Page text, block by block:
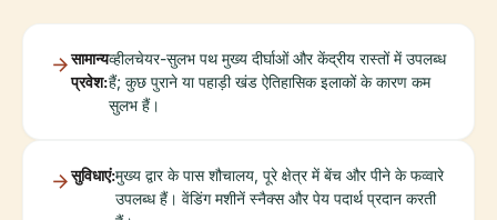
सामान्य
प्रवेश:
व्हीलचेयर-सुलभ पथ मुख्य दीर्घाओं और केंद्रीय रास्तों में उपलब्ध
हैं; कुछ पुराने या पहाड़ी खंड ऐतिहासिक इलाकों के कारण कम
सुलभ हैं।
सुविधाएं:मुख्य द्वार के पास शौचालय, पूरे क्षेत्र में बेंच और पीने के फव्वारे
उपलब्ध हैं। वेंडिंग मशीनें स्नैक्स और पेय पदार्थ प्रदान करती